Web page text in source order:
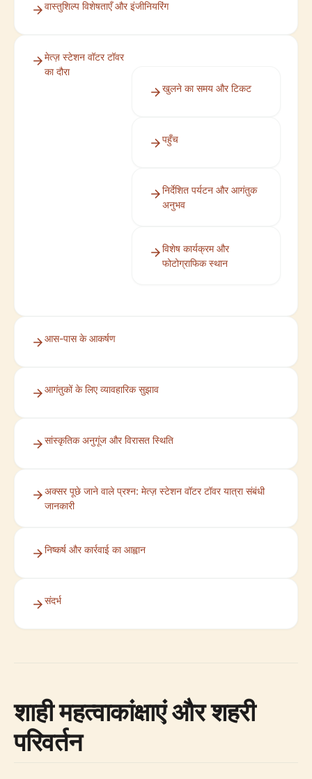
वास्तुशिल्प विशेषताएँ और इंजीनियरिंग
मेत्ज़ स्टेशन वॉटर टॉवर
का दौरा
खुलने का समय और टिकट
पहुँच
निर्देशित पर्यटन और आगंतुक
अनुभव
विशेष कार्यक्रम और
फोटोग्राफिक स्थान
आस-पास के आकर्षण
आगंतुकों के लिए व्यावहारिक सुझाव
सांस्कृतिक अनुगूंज और विरासत स्थिति
अक्सर पूछे जाने वाले प्रश्न: मेत्ज़ स्टेशन वॉटर टॉवर यात्रा संबंधी
जानकारी
निष्कर्ष और कार्रवाई का आह्वान
संदर्भ
शाही महत्वाकांक्षाएं और शहरी
परिवर्तन